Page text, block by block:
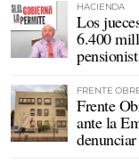
HACIENDA
Los
6.400
FRENTE
Frente
ante la